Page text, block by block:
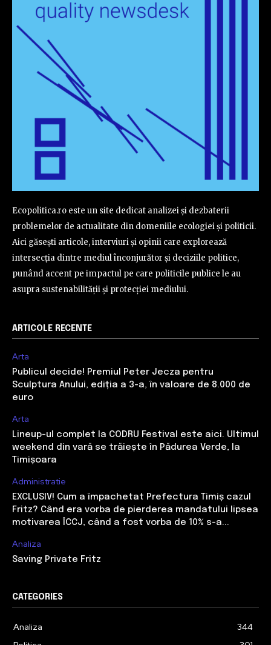
Ecopolitica.ro este un site dedicat analizei și dezbaterii
problemelor de actualitate din domeniile ecologiei și politicii.
Aici găsești articole, interviuri și opinii care explorează
intersecția dintre mediul înconjurător și deciziile politice,
punând accent pe impactul pe care politicile publice le au
asupra sustenabilității și protecției mediului.
ARTICOLE RECENTE
Arta
Publicul decide! Premiul Peter Jecza pentru
Sculptura Anului, ediția a 3-a, în valoare de 8.000 de
euro
Arta
Lineup-ul complet la CODRU Festival este aici. Ultimul
weekend din vară se trăiește în Pădurea Verde, la
Timișoara
Administratie
EXCLUSIV! Cum a împachetat Prefectura Timiș cazul
Fritz? Când era vorba de pierderea mandatului lipsea
motivarea ÎCCJ, când a fost vorba de 10% s-a...
Analiza
Saving Private Fritz
CATEGORIES
Analiza
344